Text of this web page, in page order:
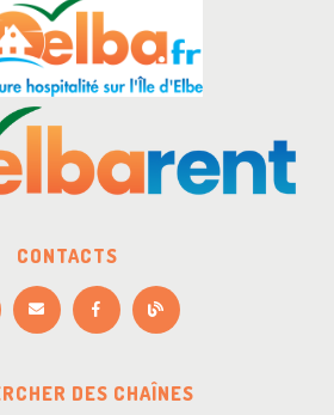
CONTACTS
DES CHAÎNES